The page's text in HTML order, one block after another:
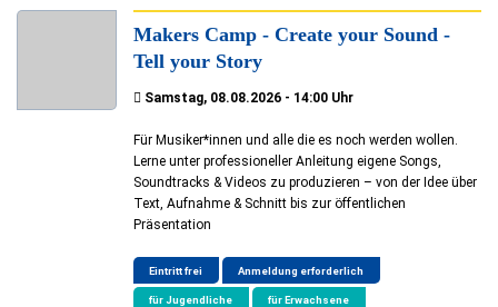
Makers Camp - Create your Sound -
Tell your Story
Samstag, 08.08.2026 - 14:00 Uhr
Für Musiker*innen und alle die es noch werden wollen.
Lerne unter professioneller Anleitung eigene Songs,
Soundtracks & Videos zu produzieren – von der Idee über
Text, Aufnahme & Schnitt bis zur öffentlichen
Präsentation
Eintritt frei Anmeldung erforderlich
für Jugendliche für Erwachsene